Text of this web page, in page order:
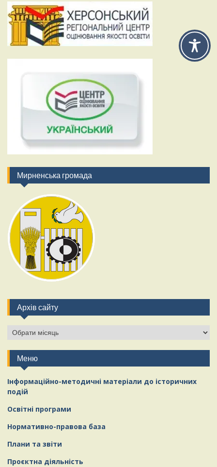
Мирненська громада
Архів сайту
Архів
Меню
Інформаційно-методичні матеріали до історичних
подій
Освітні програми
Нормативно-правова база
Плани та звіти
Проєктна діяльність